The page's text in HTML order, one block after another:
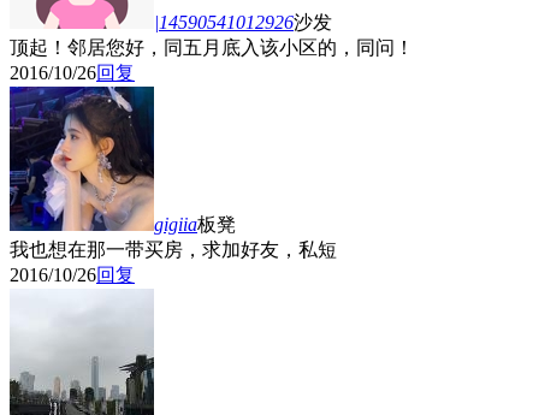
|14590541012926沙发
顶起！邻居您好，同五月底入该小区的，同问！
2016/10/26回复
gigiia板凳
我也想在那一带买房，求加好友，私短
2016/10/26回复